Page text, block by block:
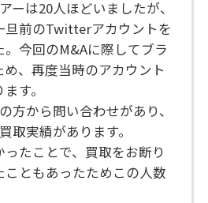
は20人ほどいましたが、
旦前のTwitterアカウントを
今回のM&Aに際してブラ
、再度当時のアカウント
す。
方から問い合わせがあり、
取実績があります。
たことで、買取をお断り
ともあったためこの人数